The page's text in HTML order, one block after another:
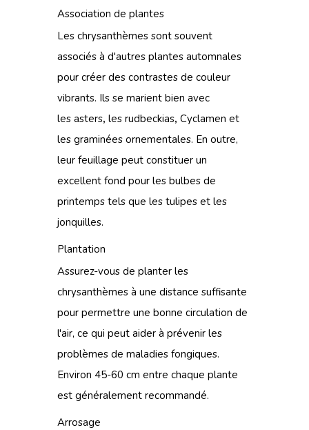
Association de plantes
Les chrysanthèmes sont souvent
associés à d'autres plantes automnales
pour créer des contrastes de couleur
vibrants. Ils se marient bien avec
les asters, les rudbeckias, Cyclamen et
les graminées ornementales. En outre,
leur feuillage peut constituer un
excellent fond pour les bulbes de
printemps tels que les tulipes et les
jonquilles.
Plantation
Assurez-vous de planter les
chrysanthèmes à une distance suffisante
pour permettre une bonne circulation de
l'air, ce qui peut aider à prévenir les
problèmes de maladies fongiques.
Environ 45-60 cm entre chaque plante
est généralement recommandé.
Arrosage